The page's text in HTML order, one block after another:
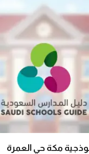
حي العمرة